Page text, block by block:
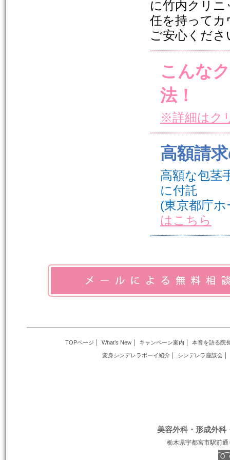
に竹内クリ
任を持って
ご安心くださ
こんな
法！
※詳細はク
高額請
高額な包茎
に付託
(東京都庁
はこちら
TOPページ What’s New キャンペーン案内 本音を語る院
変身シンデレラボーイ紹介 シンデレラ座談会
美容外科・形成外科
栃木県宇都宮市駅前